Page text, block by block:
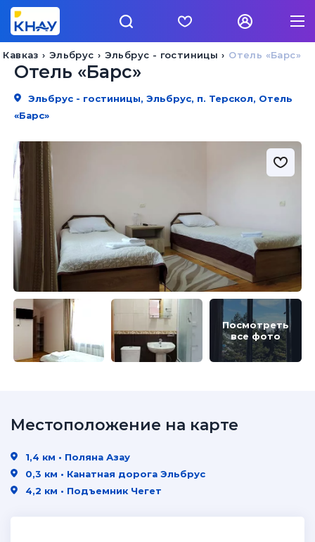
Отель «Барс»
Эльбрус - гостиницы
Эльбрус
Отель «Барс»
Эльбрус - гостиницы, Эльбрус, п. Терскол, Отель
«Барс»
Посмотреть
все фото
Местоположение на карте
1,4 км • Поляна Азау
0,3 км • Канатная дорога Эльбрус
4,2 км • Подъемник Чегет